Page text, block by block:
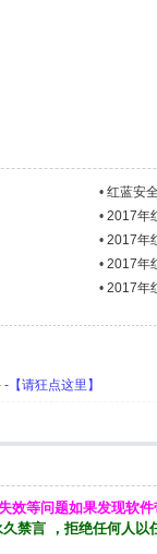
• 红蓝安
• 2017年
• 2017年
• 2017年
• 2017年
请狂点这里】
等问题如果发现软
禁言 ，拒绝任何人